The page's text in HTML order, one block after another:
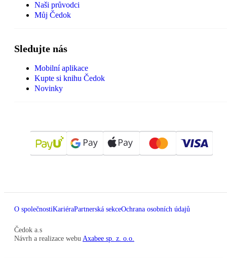
Naši průvodci
Můj Čedok
Sledujte nás
Mobilní aplikace
Kupte si knihu Čedok
Novinky
O společnostiKariéraPartnerská sekceOchrana osobních údajů
Čedok a.s
Návrh a realizace webu Axabee sp. z. o.o.